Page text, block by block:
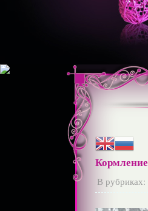
В рубриках: